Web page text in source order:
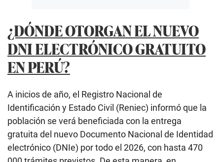
¿DÓNDE OTORGAN EL NUEVO
DNI ELECTRÓNICO GRATUITO
EN PERÚ?
A inicios de año, el Registro Nacional de
Identificación y Estado Civil (Reniec) informó que la
población se verá beneficiada con la entrega
gratuita del nuevo Documento Nacional de Identidad
electrónico (DNIe) por todo el 2026, con hasta 470